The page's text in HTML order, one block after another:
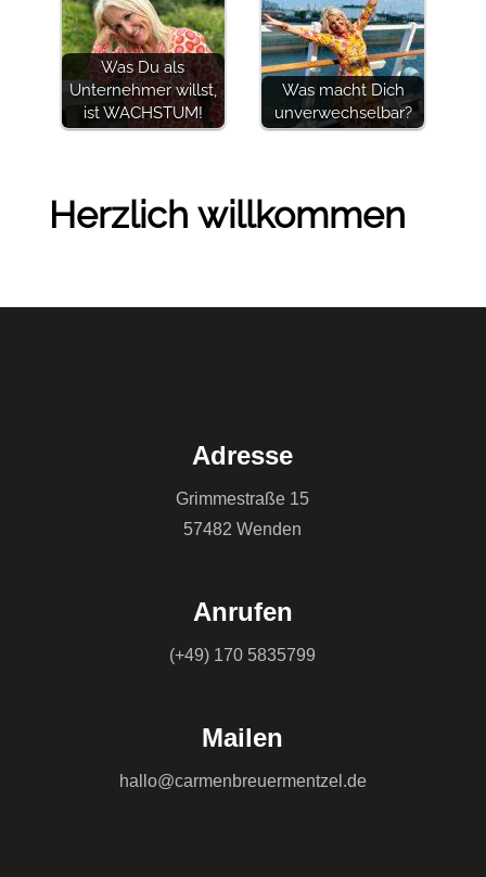
Was Du als
Unternehmer willst,
ist WACHSTUM!
Was macht Dich
unverwechselbar?
Herzlich willkommen
Adresse
Grimmestraße 15
57482 Wenden
Anrufen
(+49) 170 5835799
Mailen
hallo@carmenbreuermentzel.de